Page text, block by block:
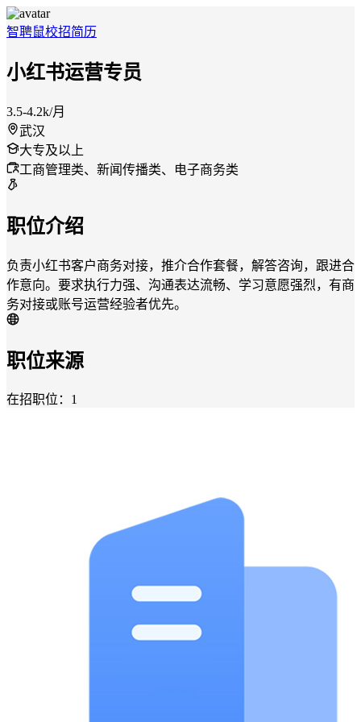
智聘鼠校招简历
小红书运营专员
3.5-4.2k/月
武汉
大专及以上
工商管理类、新闻传播类、电子商务类
职位介绍
负责小红书客户商务对接，推介合作套餐，解答咨询，跟进合
作意向。要求执行力强、沟通表达流畅、学习意愿强烈，有商
务对接或账号运营经验者优先。
职位来源
在招职位：1